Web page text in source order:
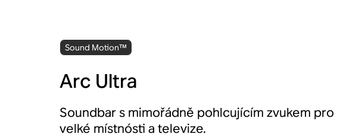
Sound Motion™
Arc Ultra
Soundbar s mimořádně pohlcujícím zvukem pro
velké místnósti a televize.